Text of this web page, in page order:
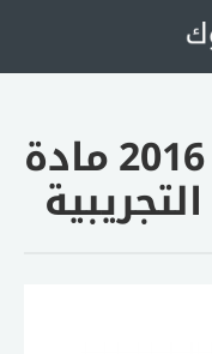
امتحان البكالوريا 2016 مادة